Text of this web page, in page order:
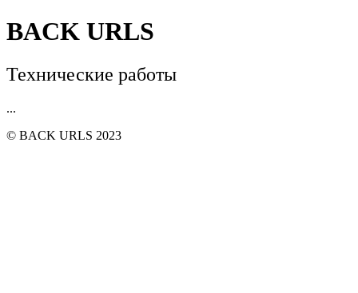
BACK URLS
Технические работы
...
© BACK URLS 2023